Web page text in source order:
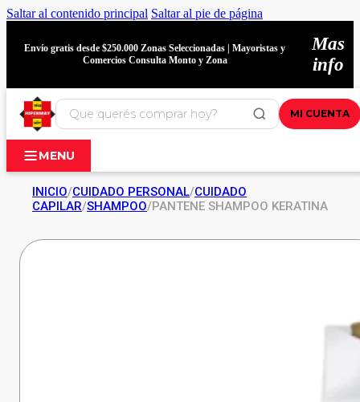
Saltar al contenido principal Saltar al pie de página
Envío gratis desde $250.000 Zonas Seleccionadas | Mayoristas y
Comercios Consulta Monto y Zona
Mas
info
MI CUENTA
MENU
INICIO/CUIDADO PERSONAL/CUIDADO
CAPILAR/SHAMPOO/PANTENE SHAMPOO KERATINA